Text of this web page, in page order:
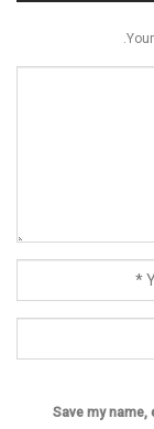
Save my name,